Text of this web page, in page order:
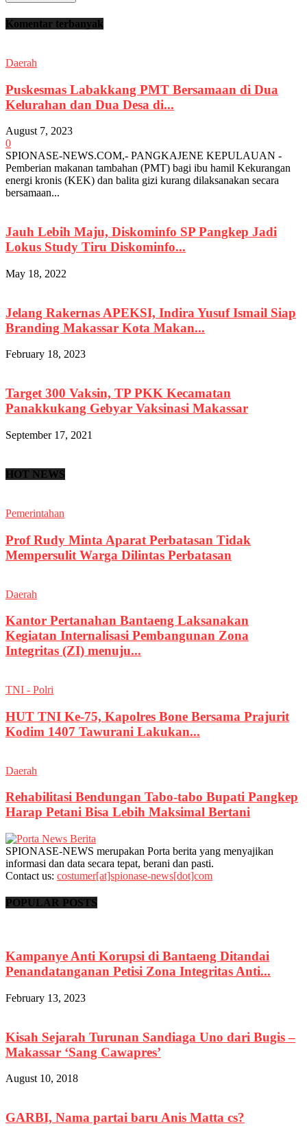
Komentar terbanyak
Daerah
Puskesmas Labakkang PMT Bersamaan di Dua
Kelurahan dan Dua Desa di...
August 7, 2023
0
SPIONASE-NEWS.COM,- PANGKAJENE KEPULAUAN -
Pemberian makanan tambahan (PMT) bagi ibu hamil Kekurangan
energi kronis (KEK) dan balita gizi kurang dilaksanakan secara
bersamaan...
Jauh Lebih Maju, Diskominfo SP Pangkep Jadi
Lokus Study Tiru Diskominfo...
May 18, 2022
Jelang Rakernas APEKSI, Indira Yusuf Ismail Siap
Branding Makassar Kota Makan...
February 18, 2023
Target 300 Vaksin, TP PKK Kecamatan
Panakkukang Gebyar Vaksinasi Makassar
September 17, 2021
HOT NEWS
Pemerintahan
Prof Rudy Minta Aparat Perbatasan Tidak
Mempersulit Warga Dilintas Perbatasan
Daerah
Kantor Pertanahan Bantaeng Laksanakan
Kegiatan Internalisasi Pembangunan Zona
Integritas (ZI) menuju...
TNI - Polri
HUT TNI Ke-75, Kapolres Bone Bersama Prajurit
Kodim 1407 Tawurani Lakukan...
Daerah
Rehabilitasi Bendungan Tabo-tabo Bupati Pangkep
Harap Petani Bisa Lebih Maksimal Bertani
SPIONASE-NEWS merupakan Porta berita yang menyajikan
informasi dan data secara tepat, berani dan pasti.
Contact us: costumer[at]spionase-news[dot]com
POPULAR POSTS
Kampanye Anti Korupsi di Bantaeng Ditandai
Penandatanganan Petisi Zona Integritas Anti...
February 13, 2023
Kisah Sejarah Turunan Sandiaga Uno dari Bugis –
Makassar ‘Sang Cawapres’
August 10, 2018
GARBI, Nama partai baru Anis Matta cs?